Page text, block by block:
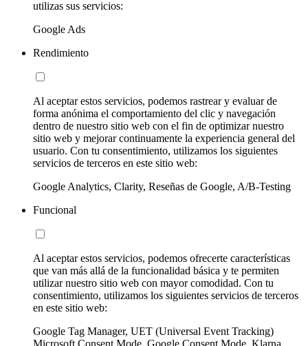
utilizas sus servicios:
Google Ads
Rendimiento
Al aceptar estos servicios, podemos rastrear y evaluar de
forma anónima el comportamiento del clic y navegación
dentro de nuestro sitio web con el fin de optimizar nuestro
sitio web y mejorar continuamente la experiencia general del
usuario. Con tu consentimiento, utilizamos los siguientes
servicios de terceros en este sitio web:
Google Analytics, Clarity, Reseñas de Google, A/B-Testing
Funcional
Al aceptar estos servicios, podemos ofrecerte características
que van más allá de la funcionalidad básica y te permiten
utilizar nuestro sitio web con mayor comodidad. Con tu
consentimiento, utilizamos los siguientes servicios de terceros
en este sitio web:
Google Tag Manager, UET (Universal Event Tracking)